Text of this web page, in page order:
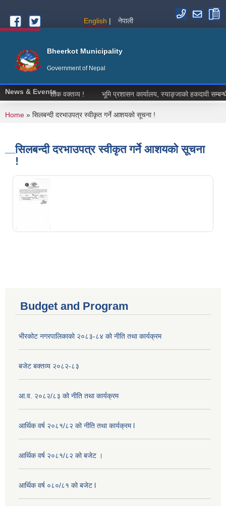
English
नेपाली
Bheerkot Municipality
Government of Nepal
News & Eventsशोक वक्तव्य ! भूमि प्रशासन कार्यालय, स्याङ्जाको हकदावी
You are here
Home » सिलबन्दी दरभाउपत्र स्वीकृत गर्ने आशयको सूचना !
सिलबन्दी दरभाउपत्र स्वीकृत गर्ने आशयको सूचना
!
Budget and Program
भीरकोट नगरपालिकाको २०८३-८४ को नीति तथा कार्यक्रम
बजेट बक्तव्य २०८२-८३
आ.व. २०८२/८३ को नीति तथा कार्यक्रम
आर्थिक वर्ष २०८१/८२ को नीति तथा कार्यक्रम l
आर्थिक वर्ष २०८१/८२ को बजेट ।
आर्थिक वर्ष ०८०/८१ को बजेट l